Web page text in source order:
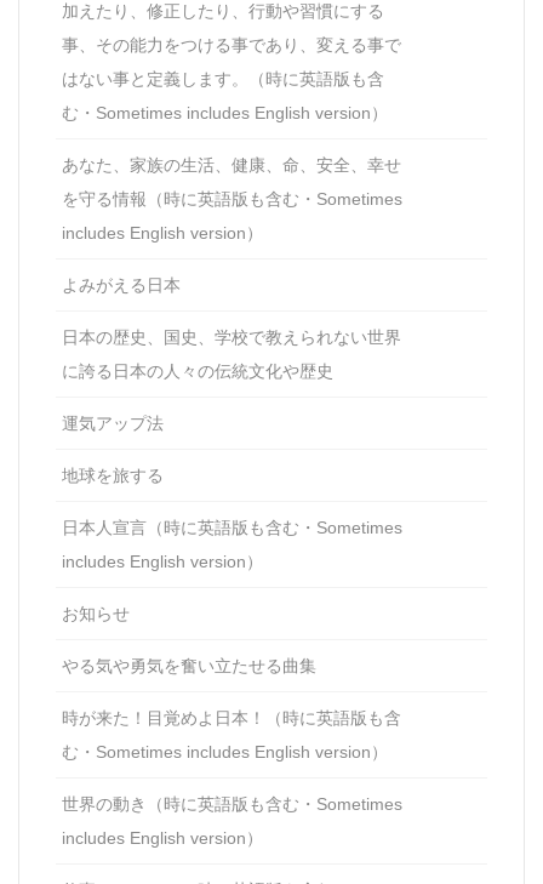
加えたり、修正したり、行動や習慣にする
事、その能力をつける事であり、変える事で
はない事と定義します。（時に英語版も含
む・Sometimes includes English version）
あなた、家族の生活、健康、命、安全、幸せ
を守る情報（時に英語版も含む・Sometimes
includes English version）
よみがえる日本
日本の歴史、国史、学校で教えられない世界
に誇る日本の人々の伝統文化や歴史
運気アップ法
地球を旅する
日本人宣言（時に英語版も含む・Sometimes
includes English version）
お知らせ
やる気や勇気を奮い立たせる曲集
時が来た！目覚めよ日本！（時に英語版も含
む・Sometimes includes English version）
世界の動き（時に英語版も含む・Sometimes
includes English version）